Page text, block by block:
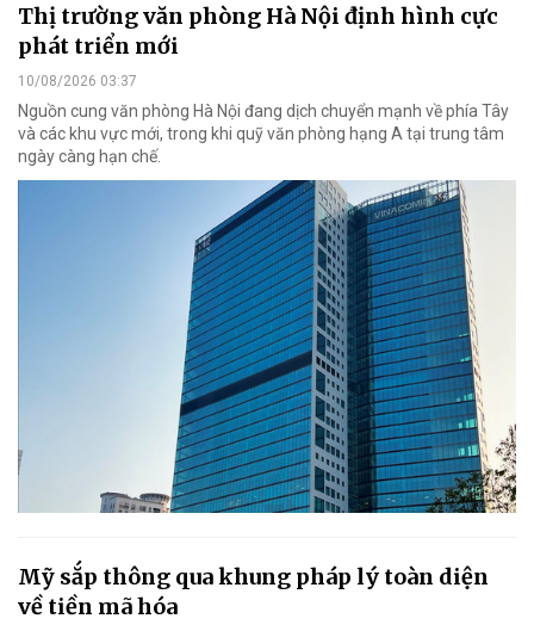
Thị trường văn phòng Hà Nội định hình cực
phát triển mới
10/08/2026 03:37
Nguồn cung văn phòng Hà Nội đang dịch chuyển mạnh về phía Tây
và các khu vực mới, trong khi quỹ văn phòng hạng A tại trung tâm
ngày càng hạn chế.
Mỹ sắp thông qua khung pháp lý toàn diện
về tiền mã hóa